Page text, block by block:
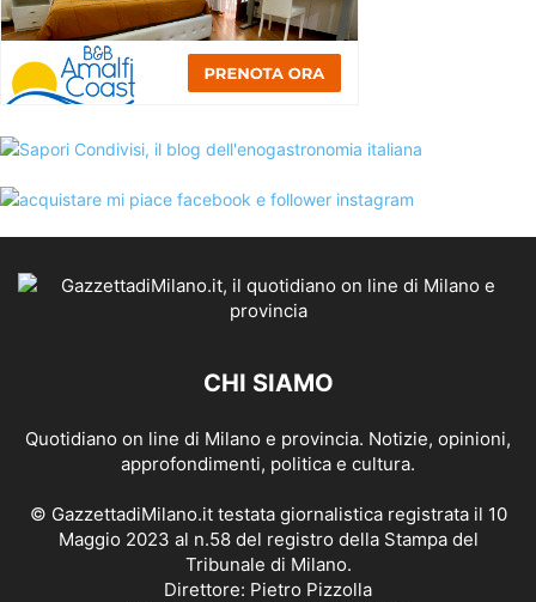
CHI SIAMO
Quotidiano on line di Milano e provincia. Notizie, opinioni,
approfondimenti, politica e cultura.
© GazzettadiMilano.it testata giornalistica registrata il 10
Maggio 2023 al n.58 del registro della Stampa del
Tribunale di Milano.
Direttore: Pietro Pizzolla